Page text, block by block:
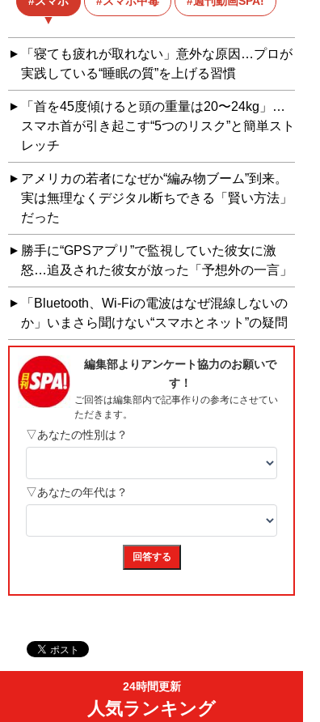
「寝ても疲れが取れない」意外な原因…プロが
実践している“睡眠の質”を上げる習慣
「首を45度傾けると頭の重量は20〜24kg」…
スマホ首が引き起こす“5つのリスク”と簡単スト
レッチ
アメリカの若者になぜか“編み物ブーム”到来。
実は無理なくデジタル断ちできる「賢い方法」
だった
勝手に“GPSアプリ”で監視していた彼女に激
怒…追及された彼女が放った「予想外の一言」
「Bluetooth、Wi-Fiの電波はなぜ混線しないの
か」いまさら聞けない“スマホとネット”の疑問
24時間更新
人気ランキング